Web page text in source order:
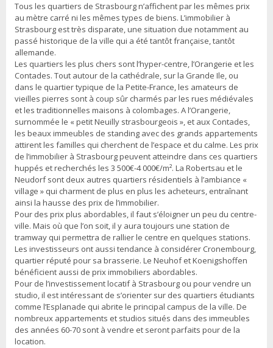
Tous les quartiers de Strasbourg n’affichent par les mêmes prix
au mètre carré ni les mêmes types de biens. L’immobilier à
Strasbourg est très disparate, une situation due notamment au
passé historique de la ville qui a été tantôt française, tantôt
allemande.
Les quartiers les plus chers sont l’hyper-centre, l’Orangerie et les
Contades. Tout autour de la cathédrale, sur la Grande Ile, ou
dans le quartier typique de la Petite-France, les amateurs de
vieilles pierres sont à coup sûr charmés par les rues médiévales
et les traditionnelles maisons à colombages. A l’Orangerie,
surnommée le « petit Neuilly strasbourgeois », et aux Contades,
les beaux immeubles de standing avec des grands appartements
attirent les familles qui cherchent de l’espace et du calme. Les prix
de l’immobilier à Strasbourg peuvent atteindre dans ces quartiers
huppés et recherchés les 3 500€-4 000€/m². La Robertsau et le
Neudorf sont deux autres quartiers résidentiels à l’ambiance «
village » qui charment de plus en plus les acheteurs, entraînant
ainsi la hausse des prix de l’immobilier.
Pour des prix plus abordables, il faut s’éloigner un peu du centre-
ville. Mais où que l’on soit, il y aura toujours une station de
tramway qui permettra de rallier le centre en quelques stations.
Les investisseurs ont aussi tendance à considérer Cronembourg,
quartier réputé pour sa brasserie. Le Neuhof et Koenigshoffen
bénéficient aussi de prix immobiliers abordables.
Pour de l’investissement locatif à Strasbourg ou pour vendre un
studio, il est intéressant de s’orienter sur des quartiers étudiants
comme l’Esplanade qui abrite le principal campus de la ville. De
nombreux appartements et studios situés dans des immeubles
des années 60-70 sont à vendre et seront parfaits pour de la
location.